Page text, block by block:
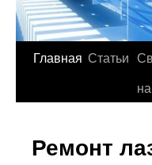
Главная Статьи
Ремонт